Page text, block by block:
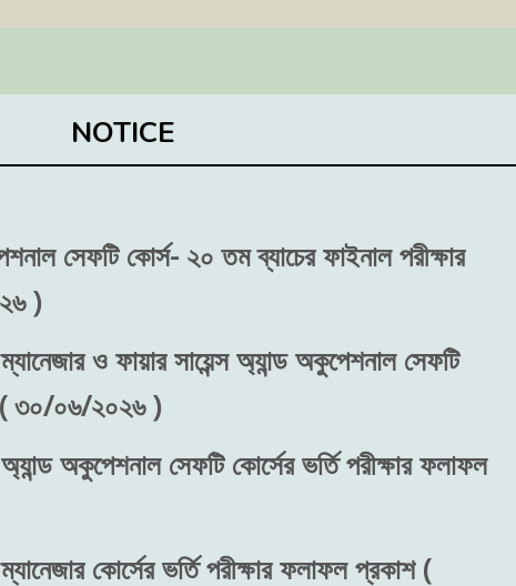
NOTICE
সেফটি কোর্স- ২০ তম ব্যাচের ফাইনাল পরীক্ষার
)
ও ফায়ার সায়েন্স অ্যান্ড অকুপেশনাল সেফটি
( ৩০/০৬/২০২৬ )
অকুপেশনাল সেফটি কোর্সের ভর্তি পরীক্ষার ফলাফল
কোর্সের ভর্তি পরীক্ষার ফলাফল প্রকাশ (